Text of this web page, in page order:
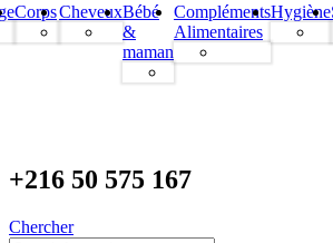
CorpsCheveuxBébé
&
maman
Compléments
Alimentaires
Hygiène
+216 50 575 167
Chercher